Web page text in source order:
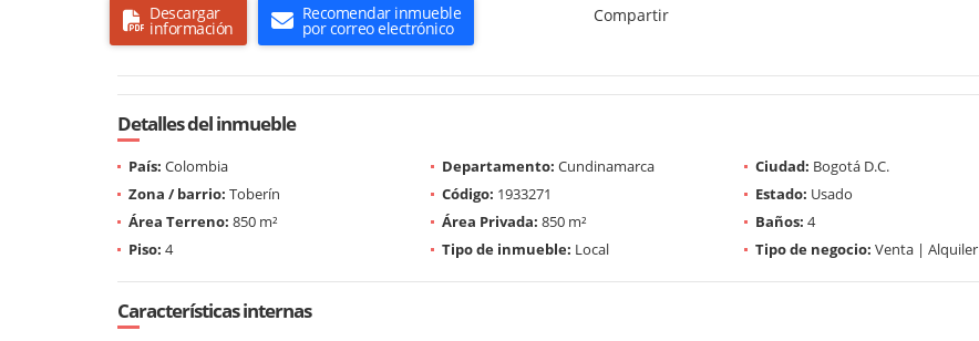
Descargar
información
Recomendar inmueble
por correo electrónico
Compartir
Detalles del inmueble
País: Colombia Departamento: Cundinamarca Ciudad: Bogotá D.C.
Zona / barrio: Toberín Código: 1933271 Estado: Usado
Área Terreno: 850 m² Área Privada: 850 m² Baños: 4
Piso: 4 Tipo de inmueble: Local Tipo de negocio: Venta | Alquiler
Características internas